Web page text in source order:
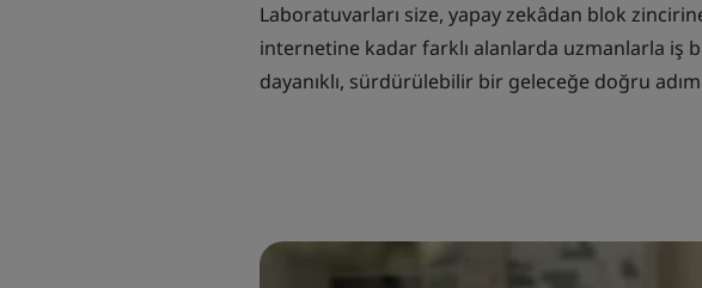
Laboratuvarları size, yapay zekâdan blok
internetine kadar farklı alanlarda uzmanlarla iş
dayanıklı, sürdürülebilir bir geleceğe doğru adım